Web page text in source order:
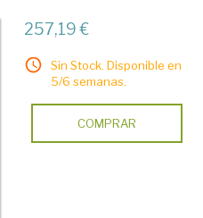
257,19 €
Sin Stock. Disponible en
5/6 semanas.
COMPRAR